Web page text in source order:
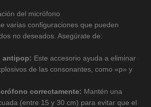
del micrófono
varias configuraciones que pueden
no deseados. Asegúrate de:
antipop: Este accesorio ayuda a eliminar
de las consonantes, como «p» y
correctamente: Mantén una
(entre 15 y 30 cm) para evitar que el